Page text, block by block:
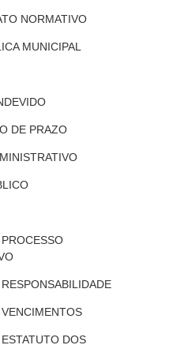
NORMATIVO
MUNICIPAL
DE PRAZO
DOS